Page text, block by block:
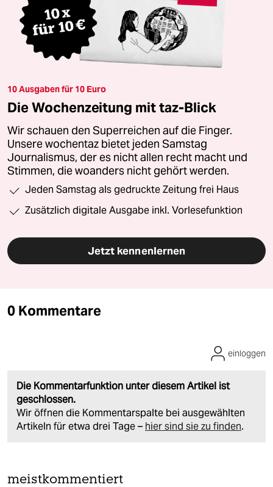
10 Ausgaben für 10 Euro
Die Wochenzeitung mit taz-Blick
Wir schauen den Superreichen auf die Finger.
Unsere wochentaz bietet jeden Samstag
Journalismus, der es nicht allen recht macht und
Stimmen, die woanders nicht gehört werden.
Jeden Samstag als gedruckte Zeitung frei Haus
Zusätzlich digitale Ausgabe inkl. Vorlesefunktion
Jetzt kennenlernen
0 Kommentare
Die Kommentarfunktion unter diesem Artikel ist
geschlossen.
Wir öffnen die Kommentarspalte bei ausgewählten
Artikeln für etwa drei Tage – hier sind sie zu finden.
einloggen
meistkommentiert